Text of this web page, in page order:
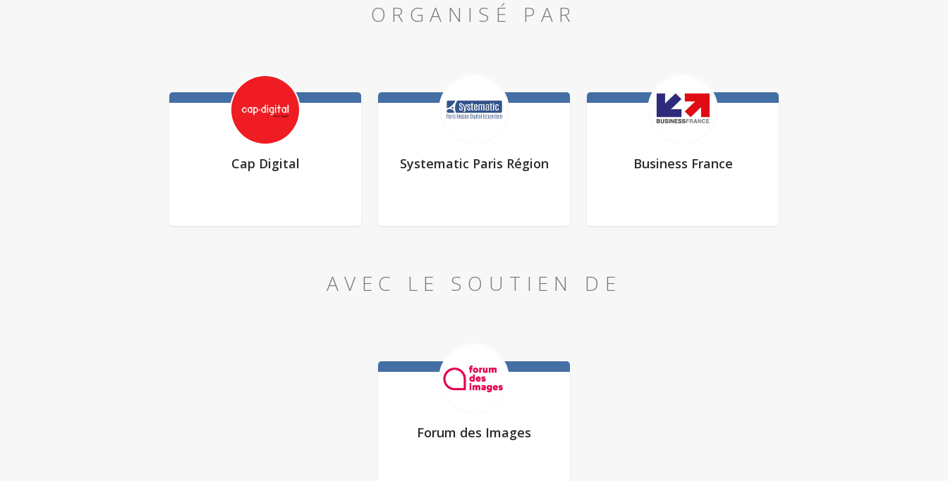
ORGANISÉ PAR
Cap Digital Systematic Paris Région Business France
AVEC LE SOUTIEN DE
Forum des Images